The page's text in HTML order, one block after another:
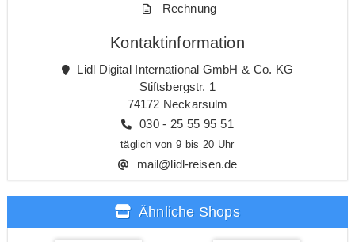
Rechnung
Kontaktinformation
Lidl Digital International GmbH & Co. KG
Stiftsbergstr. 1
74172 Neckarsulm
030 - 25 55 95 51
täglich von 9 bis 20 Uhr
mail@lidl-reisen.de
Ähnliche Shops